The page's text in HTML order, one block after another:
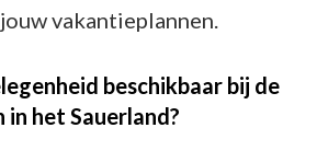
vakantieplannen.
beschikbaar bij de
het Sauerland?